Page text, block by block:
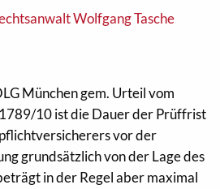
Wolfgang Tasche
München gem. Urteil vom
10 ist die Dauer der Prüffrist
vor der
grundsätzlich von der Lage des
in der Regel aber maximal